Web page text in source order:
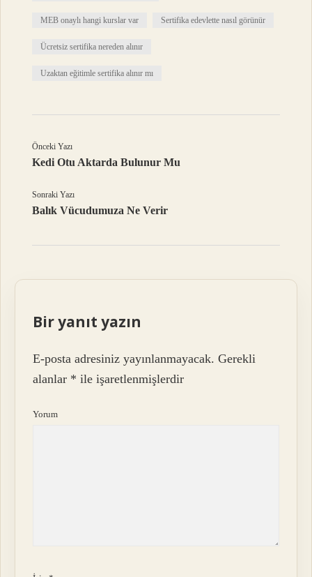
MEB onaylı hangi kurslar var Sertifika edevlette nasıl görünür
Ücretsiz sertifika nereden alınır
Uzaktan eğitimle sertifika alınır mı
Önceki Yazı
Kedi Otu Aktarda Bulunur Mu
Sonraki Yazı
Balık Vücudumuza Ne Verir
Bir yanıt yazın
E-posta adresiniz yayınlanmayacak. Gerekli
alanlar * ile işaretlenmişlerdir
Yorum